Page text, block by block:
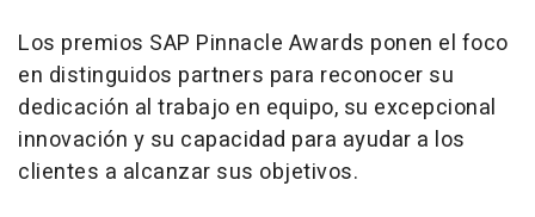
Los premios SAP Pinnacle Awards ponen el foco
en distinguidos partners para reconocer su
dedicación al trabajo en equipo, su excepcional
innovación y su capacidad para ayudar a los
clientes a alcanzar sus objetivos.